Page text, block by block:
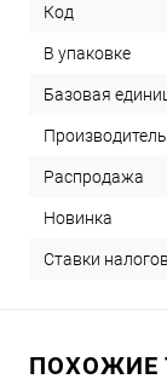
Код
В упаковке
Базовая
Производитель
Распродажа
Новинка
Ставки налогов
ПОХОЖИЕ